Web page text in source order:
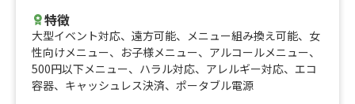
特徴
大型イベント対応、 遠方可能、 メニュー組み換え可能、 女
性向けメニュー、 お子様メニュー、 アルコールメニュー、
500円以下メニュー、 ハラル対応、 アレルギー対応、 エコ
容器、 キャッシュレス決済、 ポータブル電源